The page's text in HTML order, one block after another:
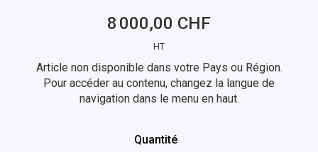
8 000,00 CHF
HT
Article non disponible dans votre Pays ou Région.
Pour accéder au contenu, changez la langue de
navigation dans le menu en haut.
Quantité